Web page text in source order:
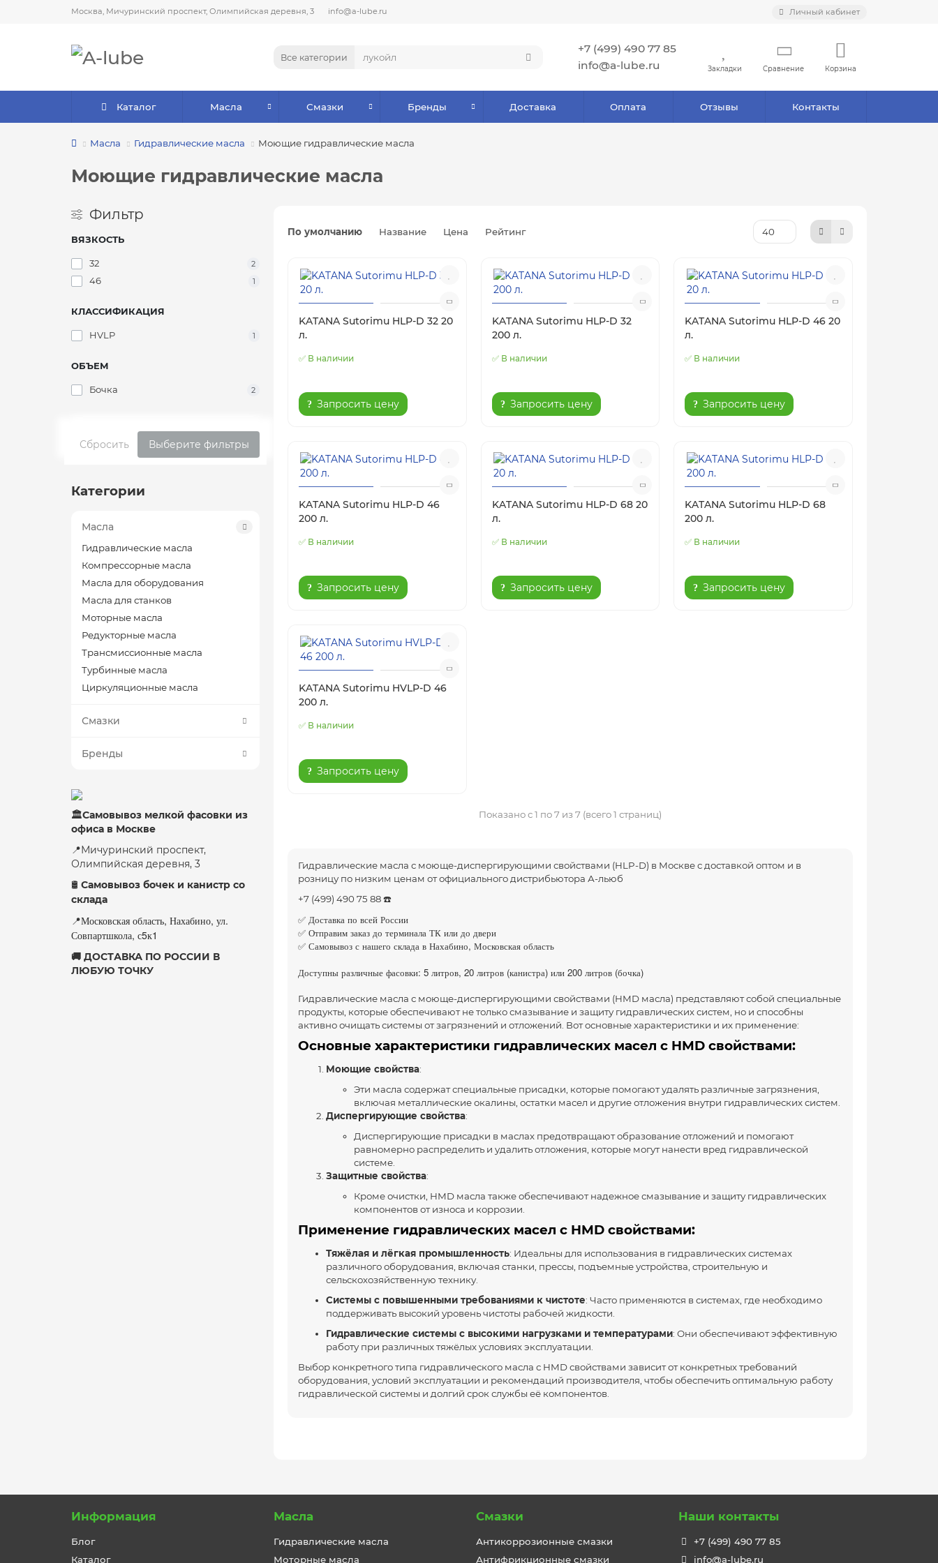
Москва, Мичуринский проспект, Олимпийская деревня, 3 info@a-lube.ru Личный кабинет
Все категории
+7 (499) 490 77 85
info@a-lube.ru
Закладки Сравнение Корзина
Каталог Масла Смазки Бренды Доставка Оплата Отзывы Контакты
Масла Гидравлические масла Моющие гидравлические масла
Моющие гидравлические масла
Фильтр
ВЯЗКОСТЬ
32 2
46 1
КЛАССИФИКАЦИЯ
HVLP 1
ОБЪЕМ
Бочка 2
Сбросить Выберите фильтры
Категории
Масла
Гидравлические масла
Компрессорные масла
Масла для оборудования
Масла для станков
Моторные масла
Редукторные масла
Трансмиссионные масла
Турбинные масла
Циркуляционные масла
Смазки
Бренды
🏛Самовывоз мелкой фасовки из
офиса в Москве
📍Мичуринский проспект,
Олимпийская деревня, 3
🛢 Самовывоз бочек и канистр со
склада
📍Московская область, Нахабино, ул.
Совпартшкола, с5к1
🚚 ДОСТАВКА ПО РОССИИ В
ЛЮБУЮ ТОЧКУ
По умолчанию Название Цена Рейтинг
KATANA Sutorimu HLP-D 32 20
л.
✅ В наличии
Запросить цену
KATANA Sutorimu HLP-D 32
200 л.
✅ В наличии
Запросить цену
KATANA Sutorimu HLP-D 46 20
л.
✅ В наличии
Запросить цену
KATANA Sutorimu HLP-D 46
200 л.
✅ В наличии
Запросить цену
KATANA Sutorimu HLP-D 68 20
л.
✅ В наличии
Запросить цену
KATANA Sutorimu HLP-D 68
200 л.
✅ В наличии
Запросить цену
KATANA Sutorimu HVLP-D 46
200 л.
✅ В наличии
Запросить цену
Показано с 1 по 7 из 7 (всего 1 страниц)
Гидравлические масла с моюще-диспергирующими свойствами (HLP-D) в Москве с доставкой оптом и в
розницу по низким ценам от официального дистрибьютора А-льюб
+7 (499) 490 75 88 ☎️
✅ Доставка по всей России
✅ Отправим заказ до терминала ТК или до двери
✅ Самовывоз с нашего склада в Нахабино, Московская область
Доступны различные фасовки: 5 литров, 20 литров (канистра) или 200 литров (бочка)
Гидравлические масла с моюще-диспергирующими свойствами (HMD масла) представляют собой специальные
продукты, которые обеспечивают не только смазывание и защиту гидравлических систем, но и способны
активно очищать системы от загрязнений и отложений. Вот основные характеристики и их применение:
Основные характеристики гидравлических масел с HMD свойствами:
Моющие свойства:
Эти масла содержат специальные присадки, которые помогают удалять различные загрязнения,
включая металлические окалины, остатки масел и другие отложения внутри гидравлических систем.
Диспергирующие свойства:
Диспергирующие присадки в маслах предотвращают образование отложений и помогают
равномерно распределить и удалить отложения, которые могут нанести вред гидравлической
системе.
Защитные свойства:
Кроме очистки, HMD масла также обеспечивают надежное смазывание и защиту гидравлических
компонентов от износа и коррозии.
Применение гидравлических масел с HMD свойствами:
Тяжёлая и лёгкая промышленность: Идеальны для использования в гидравлических системах
различного оборудования, включая станки, прессы, подъемные устройства, строительную и
сельскохозяйственную технику.
Системы с повышенными требованиями к чистоте: Часто применяются в системах, где необходимо
поддерживать высокий уровень чистоты рабочей жидкости.
Гидравлические системы с высокими нагрузками и температурами: Они обеспечивают эффективную
работу при различных тяжёлых условиях эксплуатации.
Выбор конкретного типа гидравлического масла с HMD свойствами зависит от конкретных требований
оборудования, условий эксплуатации и рекомендаций производителя, чтобы обеспечить оптимальную работу
гидравлической системы и долгий срок службы её компонентов.
Информация
Блог
Каталог
Масла
Гидравлические масла
Моторные масла
Смазки
Антикоррозионные смазки
Антифрикционные смазки
Наши контакты
+7 (499) 490 77 85
info@a-lube.ru